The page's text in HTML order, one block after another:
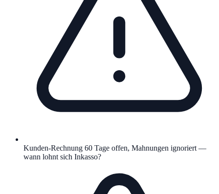
Kunden-Rechnung 60 Tage offen, Mahnungen ignoriert —
wann lohnt sich Inkasso?